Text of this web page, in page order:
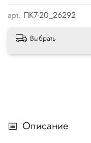
арт. ПК7-20_26292
Выбрать
Описание